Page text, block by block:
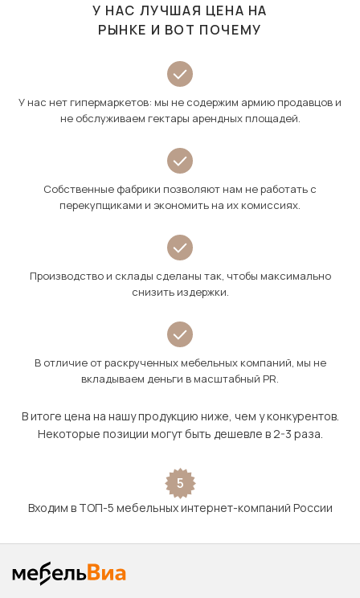
У НАС ЛУЧШАЯ ЦЕНА НА
РЫНКЕ И ВОТ ПОЧЕМУ
У нас нет гипермаркетов: мы не содержим армию продавцов и
не обслуживаем гектары арендных площадей.
Собственные фабрики позволяют нам не работать с
перекупщиками и экономить на их комиссиях.
Производство и склады сделаны так, чтобы максимально
снизить издержки.
В отличие от раскрученных мебельных компаний, мы не
вкладываем деньги в масштабный PR.
В итоге цена на нашу продукцию ниже, чем у конкурентов.
Некоторые позиции могут быть дешевле в 2-3 раза.
5
Входим в ТОП-5 мебельных интернет-компаний России